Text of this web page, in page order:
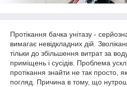
Протікання бачка унітазу -
вимагає невідкладних дій.
тільки до збільшення витрат за
приміщень і сусідів. Проблема
протікання знайти не так просто,
погляд. Причина в тому, що